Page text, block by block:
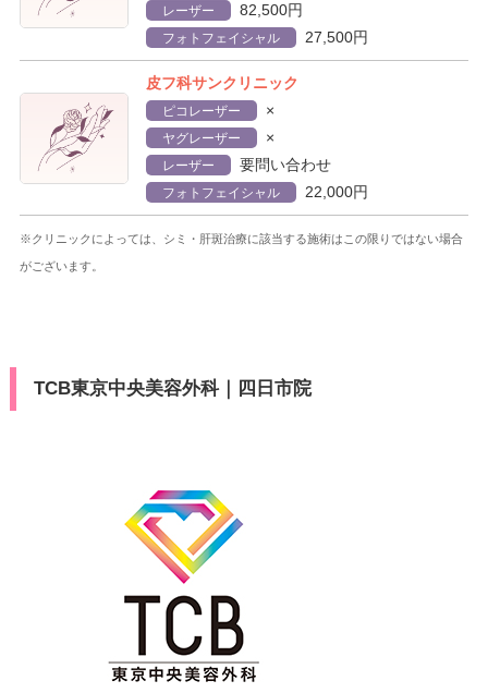
レーザー 82,500円
フォトフェイシャル 27,500円
皮フ科サンクリニック
ピコレーザー ×
ヤグレーザー ×
レーザー 要問い合わせ
フォトフェイシャル 22,000円
※クリニックによっては、シミ・肝斑治療に該当する施術はこの限りではない場合
がございます。
TCB東京中央美容外科｜四日市院